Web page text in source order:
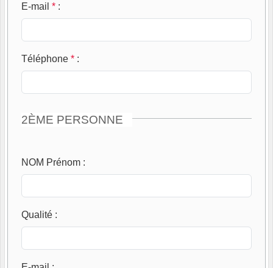
E-mail * :
Téléphone * :
2ÈME PERSONNE
NOM Prénom :
Qualité :